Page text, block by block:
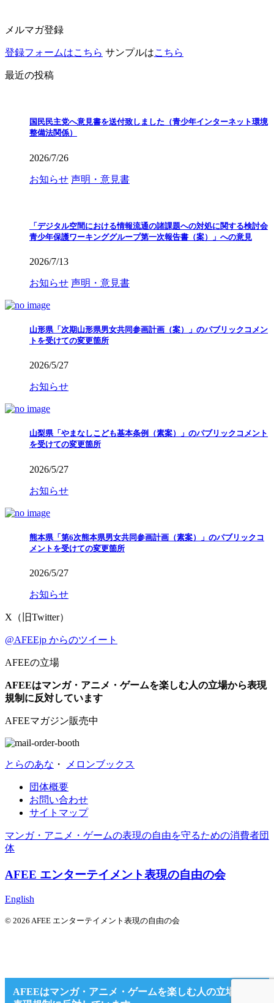
メルマガ登録
登録フォームはこちら サンプルはこちら
最近の投稿
国民民主党へ意見書を送付致しました（青少年インターネット環境
整備法関係）
2026/7/26
お知らせ 声明・意見書
「デジタル空間における情報流通の諸課題への対処に関する検討会
青少年保護ワーキンググループ第一次報告書（案）」への意見
2026/7/13
お知らせ 声明・意見書
山形県「次期山形県男女共同参画計画（案）」のパブリックコメン
トを受けての変更箇所
2026/5/27
お知らせ
山梨県「やまなしこども基本条例（素案）」のパブリックコメント
を受けての変更箇所
2026/5/27
お知らせ
熊本県「第6次熊本県男女共同参画計画（素案）」のパブリックコ
メントを受けての変更箇所
2026/5/27
お知らせ
X（旧Twitter）
@AFEEjp からのツイート
AFEEの立場
AFEEはマンガ・アニメ・ゲームを楽しむ人の立場から表現
規制に反対しています
AFEEマガジン販売中
とらのあな ・ メロンブックス
団体概要
お問い合わせ
サイトマップ
マンガ・アニメ・ゲームの表現の自由を守るための消費者団
体
AFEE エンターテイメント表現の自由の会
English
© 2026 AFEE エンターテイメント表現の自由の会
AFEEはマンガ・アニメ・ゲームを楽しむ人の立場から